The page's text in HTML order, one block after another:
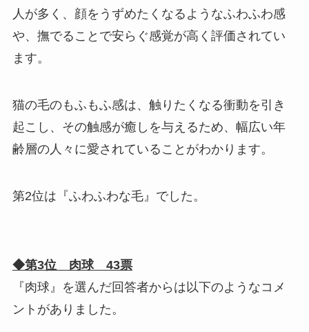
人が多く、顔をうずめたくなるようなふわふわ感
や、撫でることで安らぐ感覚が高く評価されてい
ます。
猫の毛のもふもふ感は、触りたくなる衝動を引き
起こし、その触感が癒しを与えるため、幅広い年
齢層の人々に愛されていることがわかります。
第2位は『ふわふわな毛』でした。
◆第3位 肉球 43票
『肉球』を選んだ回答者からは以下のようなコメ
ントがありました。